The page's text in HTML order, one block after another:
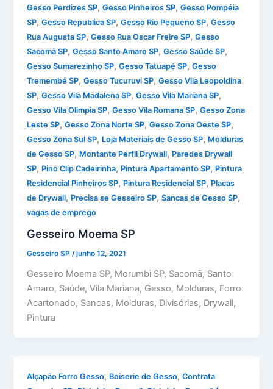
Gesso Perdizes SP,Gesso Pinheiros SP,Gesso Pompéia
SP,Gesso Republica SP,Gesso Rio Pequeno SP,Gesso
Rua Augusta SP,Gesso Rua Oscar Freire SP,Gesso
Sacomã SP,Gesso Santo Amaro SP,Gesso Saúde SP,
Gesso Sumarezinho SP,Gesso Tatuapé SP,Gesso
Tremembé SP,Gesso Tucuruvi SP,Gesso Vila Leopoldina
SP,Gesso Vila Madalena SP,Gesso Vila Mariana SP,
Gesso Vila Olimpia SP,Gesso Vila Romana SP,Gesso Zona
Leste SP,Gesso Zona Norte SP,Gesso Zona Oeste SP,
Gesso Zona Sul SP, Loja Materiais de Gesso SP, Molduras
de Gesso SP, Montante Perfil Drywall, Paredes Drywall
SP, Pino Clip Cadeirinha, Pintura Apartamento SP, Pintura
Residencial Pinheiros SP, Pintura Residencial SP, Placas
de Drywall, Precisa se Gesseiro SP,Sancas de Gesso SP,
vagas de emprego
Gesseiro Moema SP
Gesseiro SP /junho 12, 2021
Gesseiro Moema SP, Morumbi SP, Sacomã, Santo
Amaro, Saúde, Vila Mariana, Gesso, Molduras, Forro
Acartonado, Sancas, Molduras, Divisórias, Drywall,
Pintura
Alçapão Forro Gesso, Boiserie de Gesso,Contrata